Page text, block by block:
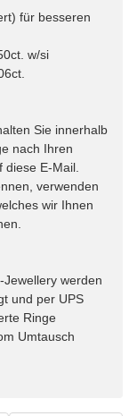
für besseren
w/si
Sie innerhalb
nach Ihren
E-Mail.
verwenden
wir Ihnen
Jewellery werden
und per UPS
Ringe
Umtausch